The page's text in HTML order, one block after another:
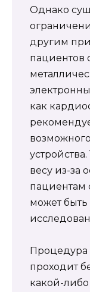
Однако
другим
пациентов
как
весу из-за
пациентам
может
проходит
какой-